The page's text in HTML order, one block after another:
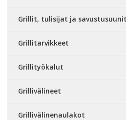
Grillit, tulisijat ja savustusuunit
Grillitarvikkeet
Grillityökalut
Grillivälineet
Grillivälinenaulakot